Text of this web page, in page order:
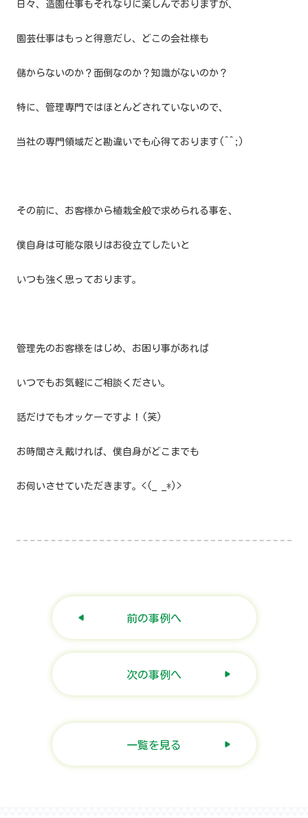
日々、造園仕事もそれなりに楽しんでおりますが、
園芸仕事はもっと得意だし、どこの会社様も
儲からないのか？面倒なのか？知識がないのか？
特に、管理専門ではほとんどされていないので、
当社の専門領域だと勘違いでも心得ております(^^;)
その前に、お客様から植栽全般で求められる事を、
僕自身は可能な限りはお役立てしたいと
いつも強く思っております。
管理先のお客様をはじめ、お困り事があれば
いつでもお気軽にご相談ください。
話だけでもオッケーですよ！(笑)
お時間さえ戴ければ、僕自身がどこまでも
お伺いさせていただきます。<(_ _*)>
前の事例へ
次の事例へ
一覧を見る